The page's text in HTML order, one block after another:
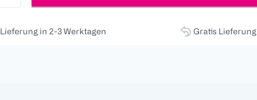
Lieferung in 2-3 Werktagen Gratis